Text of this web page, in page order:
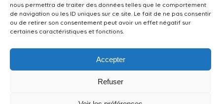
nous permettra de traiter des données telles que le comportement
de navigation ou les ID uniques sur ce site. Le fait de ne pas consentir
ou de retirer son consentement peut avoir un effet négatif sur
certaines caractéristiques et fonctions.
Accepter
Refuser